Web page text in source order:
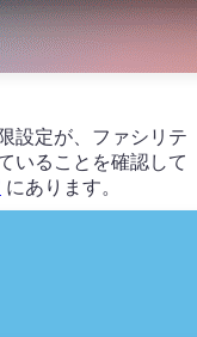
設定が、ファシリテ
いることを確認して
にあります。